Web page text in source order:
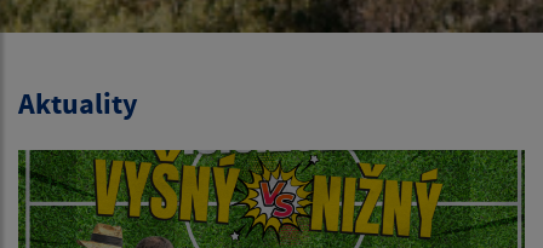
Aktuality